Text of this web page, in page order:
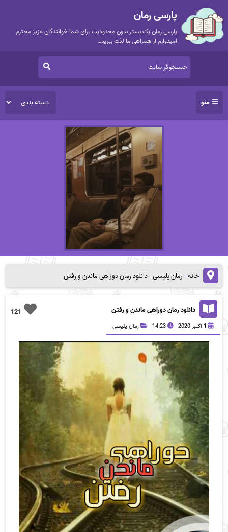
پارسی رمان
پارسی رمان یک بستر بدون محدودیت برای شما خوانندگان عزیز محترم
امیدوارم از همراهی ما لذت ببرید…
منو
خانه-رمان پلیسی-دانلود رمان دوراهی ماندن و رفتن
121 دانلود رمان دوراهی ماندن و رفتن
1 اکتبر 2020 14:23 رمان پلیسی